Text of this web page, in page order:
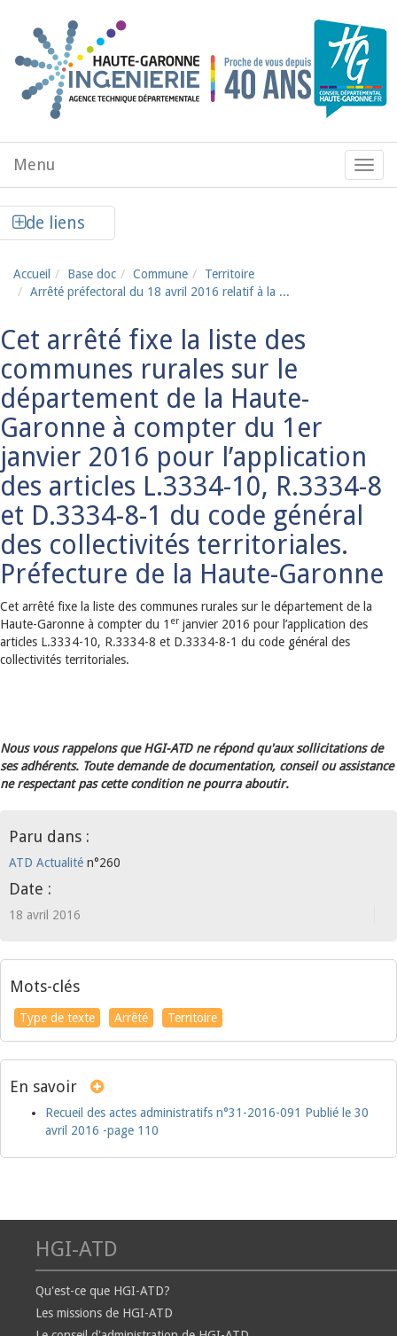
Menu
de
Menu
de liens
Accueil Base doc Commune
Territoire
Arrêté préfectoral du 18 avril 2016 relatif à la ...
Cet arrêté fixe la liste des
communes rurales sur le
département de la Haute-
Garonne à compter du 1er
janvier 2016 pour l’application
des articles L.3334-10, R.3334-8
et D.3334-8-1 du code général
des collectivités territoriales.
Préfecture de la Haute-Garonne
Cet arrêté fixe la liste des communes rurales sur le département de la
Haute-Garonne à compter du 1 er janvier 2016 pour l’application des
articles L.3334-10, R.3334-8 et D.3334-8-1 du code général des
collectivités territoriales.
Nous vous rappelons que HGI-ATD ne répond qu'aux sollicitations de
ses adhérents. Toute demande de documentation, conseil ou assistance
ne respectant pas cette condition ne pourra aboutir.
Paru dans :
ATD Actualité n°260
Date :
18 avril 2016
Mots-clés
Type de texte Arrêté Territoire
En savoir
Recueil des actes administratifs n°31-2016-091 Publié le 30
avril 2016 -page 110
HGI-ATD
Qu'est-ce que HGI-ATD?
Les missions de HGI-ATD